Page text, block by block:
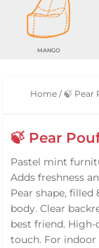
MANGO
Home /🍃 Pear
🍃 Pear
Pastel mint
Adds freshness
Pear shape,
body. Clear
best friend.
touch. For indoor